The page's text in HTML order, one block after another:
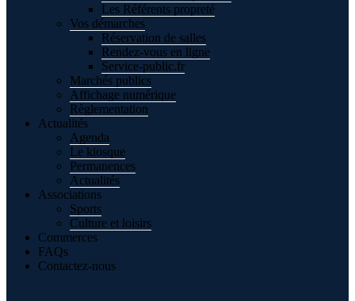
Les Référents propreté
Vos démarches
Réservation de salles
Rendez-vous en ligne
Service-public.fr
Marchés publics
Affichage numérique
Règlementation
Actualités
Agenda
Le kiosque
Permanences
Actualités
Associations
Sports
Culture et loisirs
Commerces
FAQs
Contactez-nous